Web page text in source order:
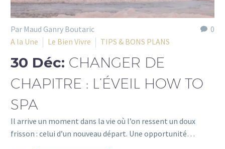
0
Par Maud Ganry Boutaric
A la Une
Le Bien Vivre TIPS & BONS PLANS
30 Déc: CHANGER DE
CHAPITRE : L’ÉVEIL HOW TO
SPA
Il arrive un moment dans la vie où l’on ressent un doux
frisson : celui d’un nouveau départ. Une opportunité…